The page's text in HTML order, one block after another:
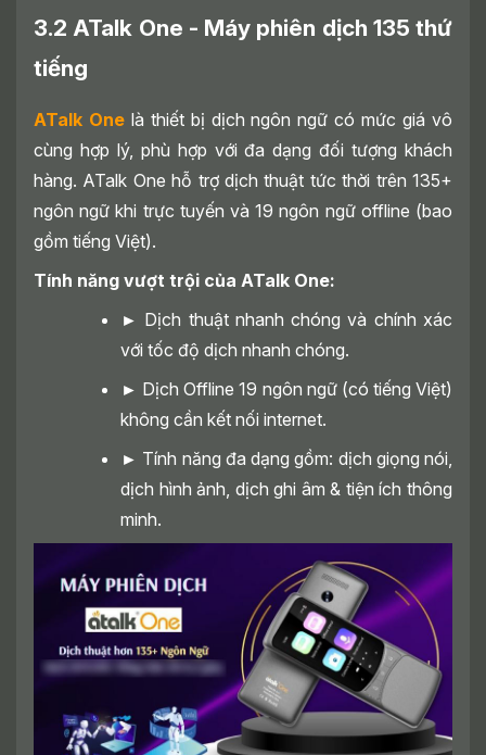
3.2 ATalk One - Máy phiên dịch 135 thứ
tiếng
ATalk Onelà thiết bị dịch ngôn ngữ có mức giá vô
cùng hợp lý, phù hợp với đa dạng đối tượng khách
hàng. ATalk One hỗ trợ dịch thuật tức thời trên 135+
ngôn ngữ khi trực tuyến và 19 ngôn ngữ offline (bao
gồm tiếng Việt).
Tính năng vượt trội của ATalk One:
► Dịch thuật nhanh chóng và chính xác
với tốc độ dịch nhanh chóng.
► Dịch Offline 19 ngôn ngữ (có tiếng Việt)
không cần kết nối internet.
► Tính năng đa dạng gồm: dịch giọng nói,
dịch hình ảnh, dịch ghi âm & tiện ích thông
minh.